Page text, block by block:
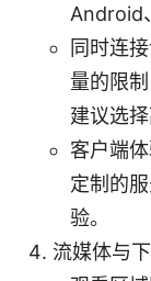
Android
同时连
量的限
建议选择
客户端
定制的
验。
流媒体与